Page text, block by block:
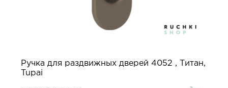
Ручка для раздвижных дверей 4052 , Титан,
Tupai